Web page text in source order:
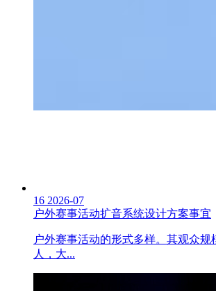
16 2026-07
户外赛事活动扩音系统设计方案事宜
户外赛事活动的形式多样。其观众规
人，大...